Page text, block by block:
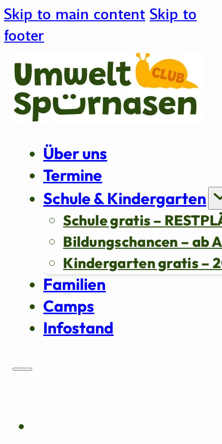
Skip to main content Skip to
footer
Über uns
Termine
Schule & Kindergarten
Schule gratis –
Bildungschancen – ab
Kindergarten gratis –
Familien
Camps
Infostand